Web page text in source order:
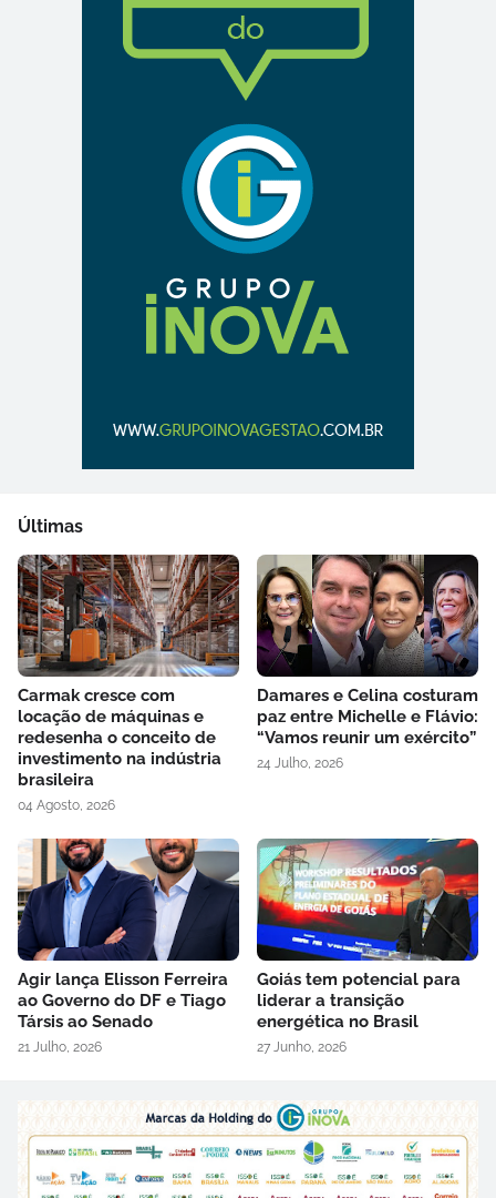
Últimas
Carmak cresce com
locação de máquinas e
redesenha o conceito de
investimento na indústria
brasileira
04 Agosto, 2026
Damares e Celina costuram
paz entre Michelle e Flávio:
“Vamos reunir um exército”
24 Julho, 2026
Agir lança Elisson Ferreira
ao Governo do DF e Tiago
Társis ao Senado
21 Julho, 2026
Goiás tem potencial para
liderar a transição
energética no Brasil
27 Junho, 2026